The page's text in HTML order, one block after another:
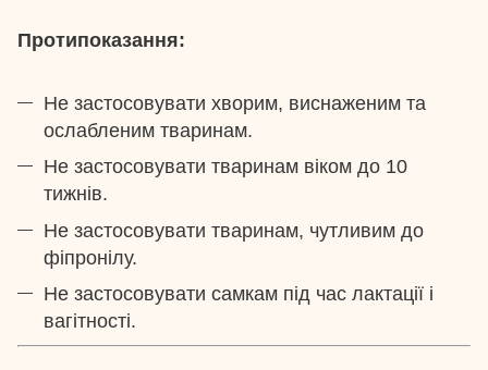
Протипоказання:
Не застосовувати хворим, виснаженим та
ослабленим тваринам.
Не застосовувати тваринам віком до 10
тижнів.
Не застосовувати тваринам, чутливим до
фіпронілу.
Не застосовувати самкам під час лактації і
вагітності.